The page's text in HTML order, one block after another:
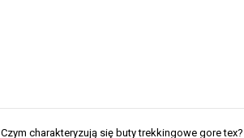
Czym charakteryzują się buty trekkingowe gore tex?